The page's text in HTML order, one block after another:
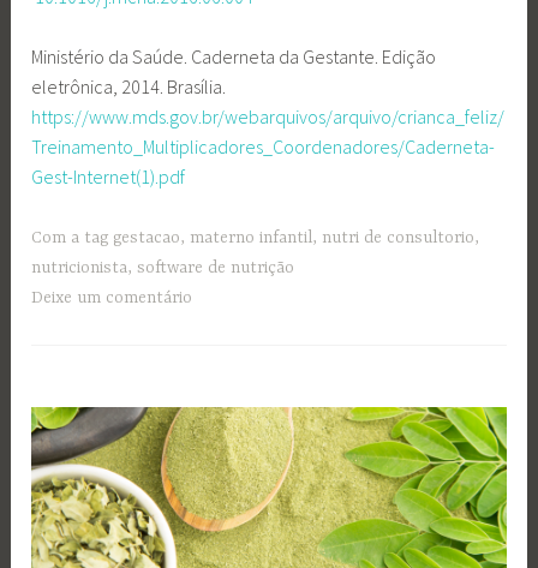
Ministério da Saúde. Caderneta da Gestante. Edição
eletrônica, 2014. Brasília.
https://www.mds.gov.br/webarquivos/arquivo/crianca_feliz/
Treinamento_Multiplicadores_Coordenadores/Caderneta-
Gest-Internet(1).pdf
Com a tag gestacao, materno infantil, nutri de consultorio,
nutricionista,software de nutrição
Deixe um comentário